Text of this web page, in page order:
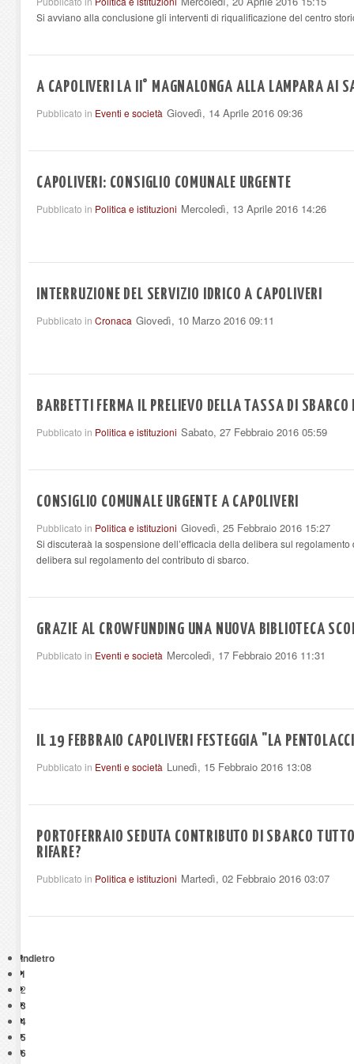
Si avviano alla conclusione gli interventi di riqualificazione del centro
A CAPOLIVERI LA II° MAGNALONGA ALLA LAMPARA AI
Pubblicato in Eventi e società Giovedì, 14 Aprile 2016 09:36
CAPOLIVERI: CONSIGLIO COMUNALE URGENTE
Pubblicato in Politica e istituzioni Mercoledì, 13 Aprile 2016 14:26
INTERRUZIONE DEL SERVIZIO IDRICO A CAPOLIVERI
Pubblicato in Cronaca Giovedì, 10 Marzo 2016 09:11
BARBETTI FERMA IL PRELIEVO DELLA TASSA DI
Pubblicato in Politica e istituzioni Sabato, 27 Febbraio 2016 05:59
CONSIGLIO COMUNALE URGENTE A CAPOLIVERI
Pubblicato in Politica e istituzioni Giovedì, 25 Febbraio 2016 15:27
Si discuteraà la sospensione dell’efficacia della delibera sul
delibera sul regolamento del contributo di sbarco.
GRAZIE AL CROWFUNDING UNA NUOVA BIBLIOTECA
Pubblicato in Eventi e società Mercoledì, 17 Febbraio 2016 11:31
IL 19 FEBBRAIO CAPOLIVERI FESTEGGIA "LA
Pubblicato in Eventi e società Lunedì, 15 Febbraio 2016 13:08
PORTOFERRAIO SEDUTA CONTRIBUTO DI SBARCO
RIFARE?
Pubblicato in Politica e istituzioni Martedì, 02 Febbraio 2016 03:07
Indietro
1
2
3
4
5
6